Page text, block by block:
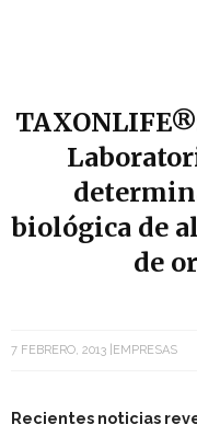
biológica de
de
7 FEBRERO, 2013 EMPRESAS
Recientes noticias